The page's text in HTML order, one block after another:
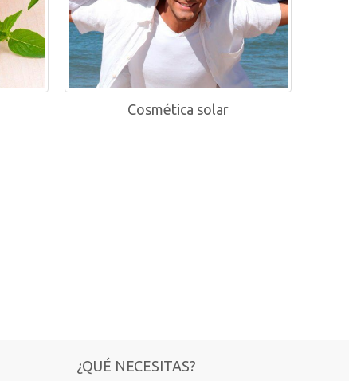
Cosmética solar
¿QUÉ NECESITAS?